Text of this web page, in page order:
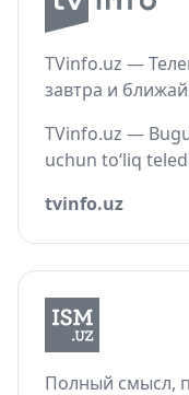
TVinfo.uz —
завтра и
TVinfo.uz —
uchun to‘liq
tvinfo.uz
Полный смысл,